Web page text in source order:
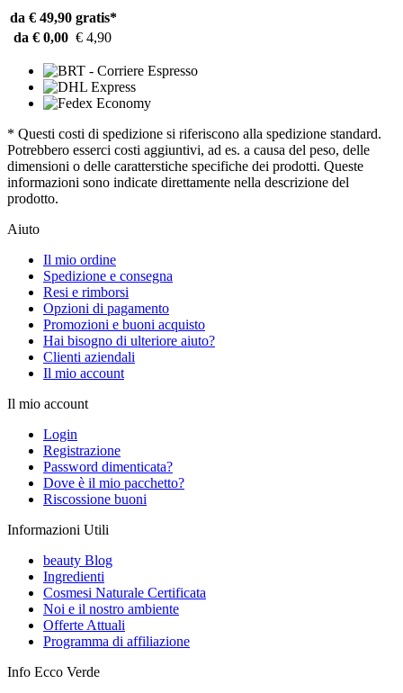
da € 49,90 gratis*
da € 0,00 € 4,90
* Questi costi di spedizione si riferiscono alla spedizione standard.
Potrebbero esserci costi aggiuntivi, ad es. a causa del peso, delle
dimensioni o delle caratterstiche specifiche dei prodotti. Queste
informazioni sono indicate direttamente nella descrizione del
prodotto.
Aiuto
Il mio ordine
Spedizione e consegna
Resi e rimborsi
Opzioni di pagamento
Promozioni e buoni acquisto
Hai bisogno di ulteriore aiuto?
Clienti aziendali
Il mio account
Il mio account
Login
Registrazione
Password dimenticata?
Dove è il mio pacchetto?
Riscossione buoni
Informazioni Utili
beauty Blog
Ingredienti
Cosmesi Naturale Certificata
Noi e il nostro ambiente
Offerte Attuali
Programma di affiliazione
Info Ecco Verde